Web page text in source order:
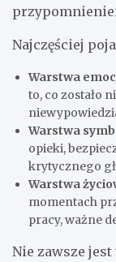
Najczęściej
Warstwa
to, co zostało
Warstwa
opieki,
krytycznego
Warstwa
momentach
pracy, ważne
Nie zawsze jest